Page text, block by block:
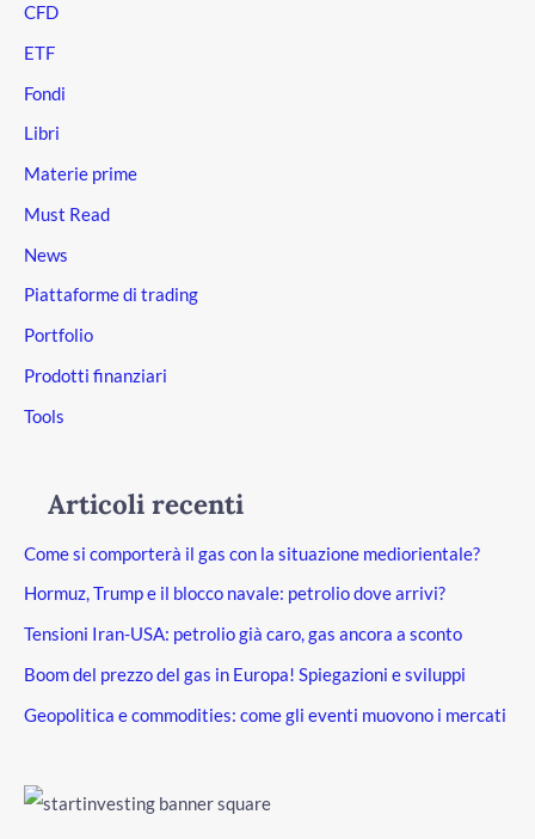
CFD
ETF
Fondi
Libri
Materie prime
Must Read
News
Piattaforme di trading
Portfolio
Prodotti finanziari
Tools
Articoli recenti
Come si comporterà il gas con la situazione mediorientale?
Hormuz, Trump e il blocco navale: petrolio dove arrivi?
Tensioni Iran-USA: petrolio già caro, gas ancora a sconto
Boom del prezzo del gas in Europa! Spiegazioni e sviluppi
Geopolitica e commodities: come gli eventi muovono i mercati